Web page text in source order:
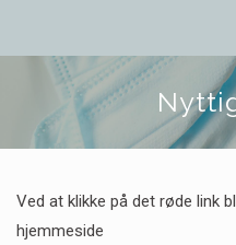
Ved at klikke på det røde link
hjemmeside